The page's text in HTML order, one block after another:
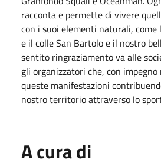
racconta e permette di vivere
con i suoi elementi naturali, come
e il colle San Bartolo e il nostro
sentito ringraziamento va alle
gli organizzatori che, con
queste manifestazioni
nostro territorio attraverso lo
A cura di